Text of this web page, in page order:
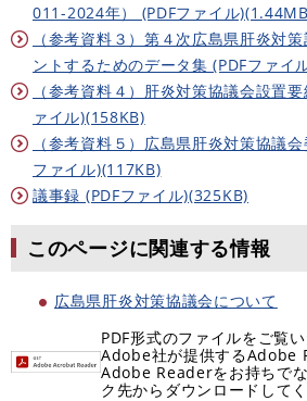
011-2024年） (PDFファイル
（参考資料３）第４次広島県肝炎対
ントするためのデータ集 (PDFファイ
（参考資料４）肝炎対策協議会設置
ァイル)(158KB)
（参考資料５）広島県肝炎対策協議
ファイル)(117KB)
議事録 (PDFファイル)(325KB)
このページに関連する情報
広島県肝炎対策協議会について
PDF形式のファイルをご覧い
Adobe社が提供するAdobe
Adobe Readerをお持ちで
ク先からダウンロードして